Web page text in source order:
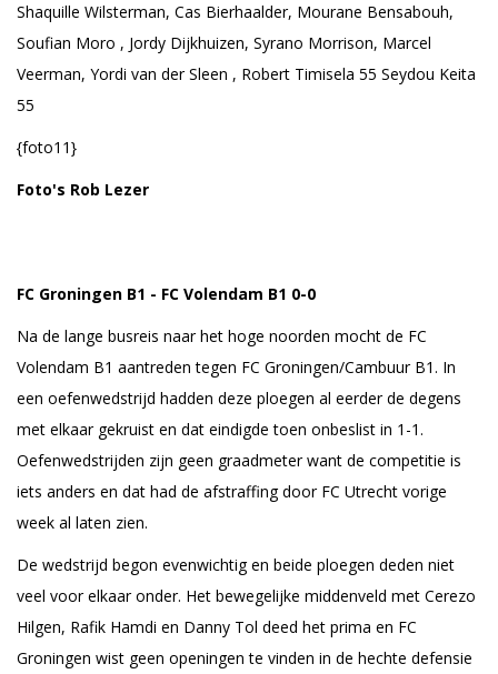
Shaquille Wilsterman, Cas Bierhaalder, Mourane Bensabouh,
Soufian Moro , Jordy Dijkhuizen, Syrano Morrison, Marcel
Veerman, Yordi van der Sleen , Robert Timisela 55 Seydou Keita
55
{foto11}
Foto's Rob Lezer
FC Groningen B1 - FC Volendam B1 0-0
Na de lange busreis naar het hoge noorden mocht de FC
Volendam B1 aantreden tegen FC Groningen/Cambuur B1. In
een oefenwedstrijd hadden deze ploegen al eerder de degens
met elkaar gekruist en dat eindigde toen onbeslist in 1-1.
Oefenwedstrijden zijn geen graadmeter want de competitie is
iets anders en dat had de afstraffing door FC Utrecht vorige
week al laten zien.
De wedstrijd begon evenwichtig en beide ploegen deden niet
veel voor elkaar onder. Het bewegelijke middenveld met Cerezo
Hilgen, Rafik Hamdi en Danny Tol deed het prima en FC
Groningen wist geen openingen te vinden in de hechte defensie